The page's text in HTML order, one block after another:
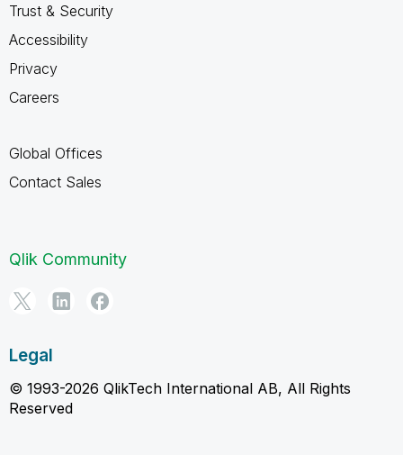
Trust & Security
Accessibility
Privacy
Careers
Global Offices
Contact Sales
Qlik Community
Legal
© 1993-2026 QlikTech International AB, All Rights
Reserved